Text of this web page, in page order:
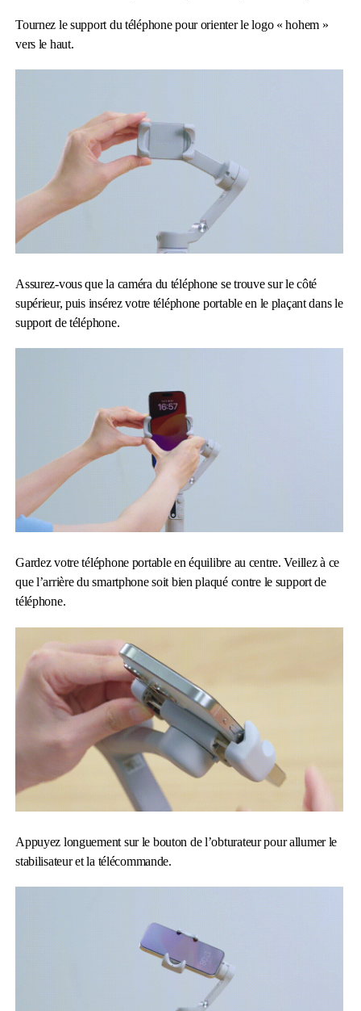
Tournez le support du téléphone pour orienter le logo « hohem »
vers le haut.
Assurez-vous que la caméra du téléphone se trouve sur le côté
supérieur, puis insérez votre téléphone portable en le plaçant dans le
support de téléphone.
Gardez votre téléphone portable en équilibre au centre. Veillez à ce
que l’arrière du smartphone soit bien plaqué contre le support de
téléphone.
Appuyez longuement sur le bouton de l’obturateur pour allumer le
stabilisateur et la télécommande.